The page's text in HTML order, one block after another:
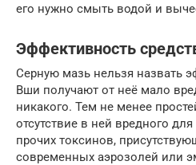
его нужно смыть водой и
Эффективность
Серную мазь нельзя назвать
Вши получают от неё мало
никакого. Тем не менее
отсутствие в ней вредного
прочих токсинов,
современных аэрозолей или